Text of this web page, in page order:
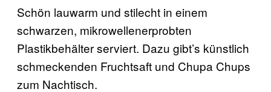
Schön lauwarm und stilecht in einem
schwarzen, mikrowellenerprobten
Plastikbehälter serviert. Dazu gibt’s künstlich
schmeckenden Fruchtsaft und Chupa Chups
zum Nachtisch.